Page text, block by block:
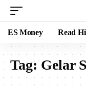
ES Money Read
Tag: Gelar